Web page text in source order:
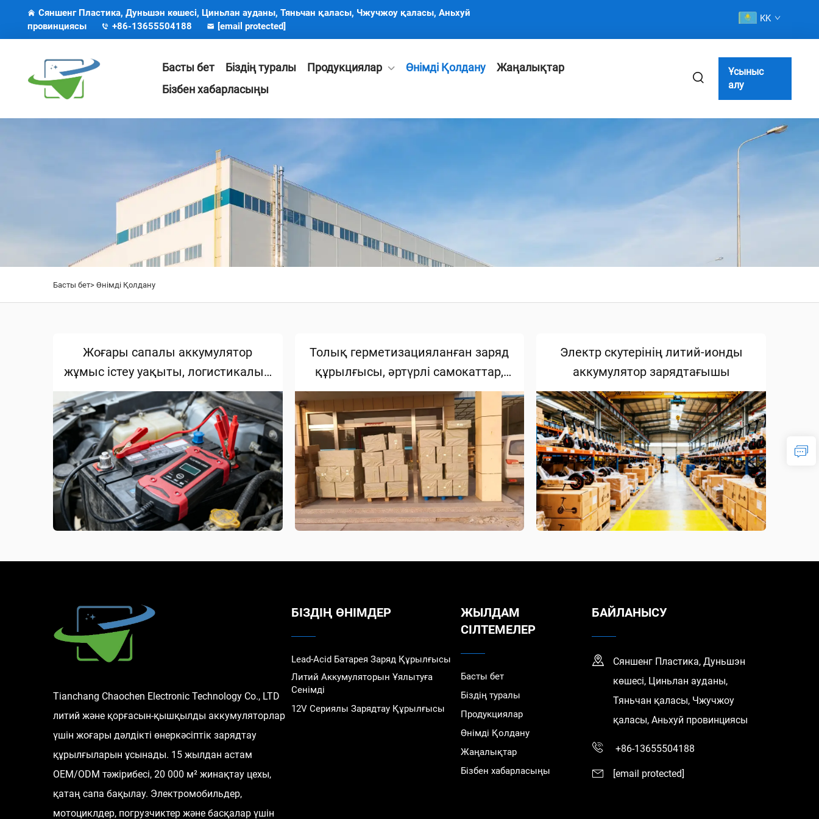
Сяншенг Пластика, Дуньшэн көшесі, Циньлан ауданы, Тяньчан қаласы, Чжучжоу қаласы, Аньхуй
провинциясы
+86-13655504188 [email protected]
KK
Басты бет Біздің туралы Продукциялар Өнімді Қолдану
Жаңалықтар
Бізбен хабарласыңы
Ұсыныс
алу
Басты бет> Өнімді Қолдану
Жоғары сапалы аккумулятор
жұмыс істеу уақыты, логистикалық
тасымалдауды жеңілдетеді
Толық герметизацияланған заряд
құрылғысы, әртүрлі самокаттар,
қарау автомобильдері мен гольф
алаңдарының аккумулятор
зарядтау қажеттіліктеріне сәйкес
келеді
Электр скутерінің литий-ионды
аккумулятор зарядтағышы
Tianchang Chaochen Electronic Technology Co., LTD
литий және қорғасын-қышқылды аккумуляторлар
үшін жоғары дәлдікті өнеркәсіптік зарядтау
құрылғыларын ұсынады. 15 жылдан астам
OEM/ODM тәжірибесі, 20 000 м² жинақтау цехы,
қатаң сапа бақылау. Электромобильдер,
мотоциклдер, погрузчиктер және басқалар үшін
БІЗДІҢ ӨНІМДЕР
Lead-Acid Батарея Заряд Құрылғысы
Литий Аккумуляторын Ұялытуға
Сенімді
12V Сериялы Зарядтау Құрылғысы
ЖЫЛДАМ
СІЛТЕМЕЛЕР
Басты бет
Біздің туралы
Продукциялар
Өнімді Қолдану
Жаңалықтар
Бізбен хабарласыңы
БАЙЛАНЫСУ
Сяншенг Пластика, Дуньшэн
көшесі, Циньлан ауданы,
Тяньчан қаласы, Чжучжоу
қаласы, Аньхуй провинциясы
+86-13655504188
[email protected]